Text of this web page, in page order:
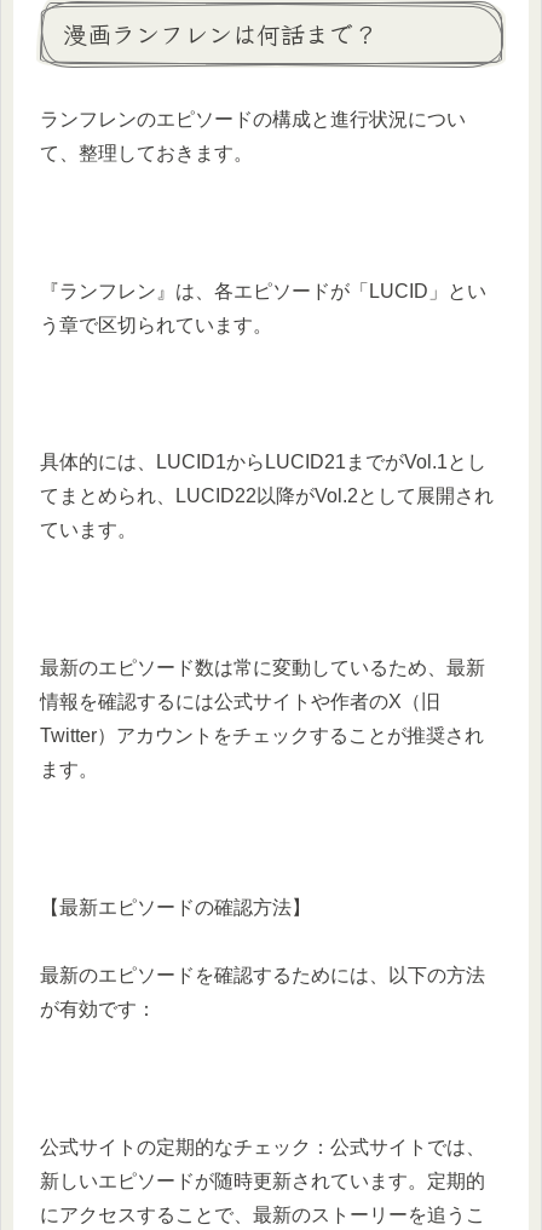
漫画ランフレンは何話まで？
ランフレンのエピソードの構成と進行状況につい
て、整理しておきます。
『ランフレン』は、各エピソードが「LUCID」とい
う章で区切られています。​
具体的には、LUCID1からLUCID21までがVol.1とし
てまとめられ、LUCID22以降がVol.2として展開され
ています。​
最新のエピソード数は常に変動しているため、最新
情報を確認するには公式サイトや作者のX（旧
Twitter）アカウントをチェックすることが推奨され
ます。
【最新エピソードの確認方法】
最新のエピソードを確認するためには、以下の方法
が有効です：​
公式サイトの定期的なチェック：​公式サイトでは、
新しいエピソードが随時更新されています。定期的
にアクセスすることで、最新のストーリーを追うこ